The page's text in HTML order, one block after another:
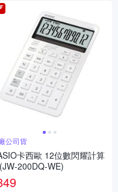
公司貨
卡西歐 12位數閃耀計算
200DQ-WE)